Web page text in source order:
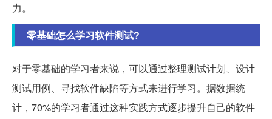
力。
零基础怎么学习软件测试?
对于零基础的学习者来说，可以通过整理测试计划、设计
测试用例、寻找软件缺陷等方式来进行学习。据数据统
计，70%的学习者通过这种实践方式逐步提升自己的软件